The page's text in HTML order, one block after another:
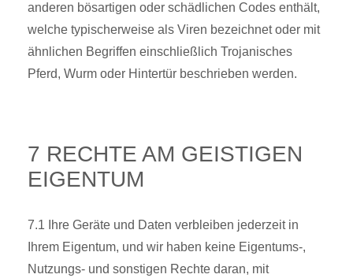
anderen bösartigen oder schädlichen Codes enthält,
welche typischerweise als Viren bezeichnet oder mit
ähnlichen Begriffen einschließlich Trojanisches
Pferd, Wurm oder Hintertür beschrieben werden.
7 RECHTE AM GEISTIGEN
EIGENTUM
7.1 Ihre Geräte und Daten verbleiben jederzeit in
Ihrem Eigentum, und wir haben keine Eigentums-,
Nutzungs- und sonstigen Rechte daran, mit